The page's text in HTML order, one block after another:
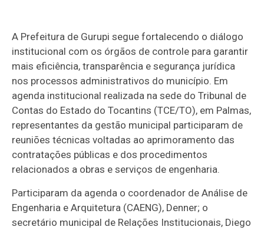
A Prefeitura de Gurupi segue fortalecendo o diálogo
institucional com os órgãos de controle para garantir
mais eficiência, transparência e segurança jurídica
nos processos administrativos do município. Em
agenda institucional realizada na sede do Tribunal de
Contas do Estado do Tocantins (TCE/TO), em Palmas,
representantes da gestão municipal participaram de
reuniões técnicas voltadas ao aprimoramento das
contratações públicas e dos procedimentos
relacionados a obras e serviços de engenharia.
Participaram da agenda o coordenador de Análise de
Engenharia e Arquitetura (CAENG), Denner; o
secretário municipal de Relações Institucionais, Diego